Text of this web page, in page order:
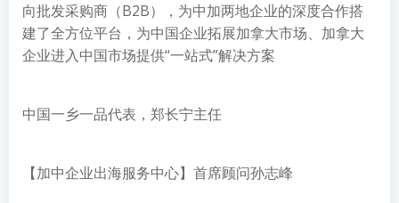
向批发采购商（B2B），为中加两地企业的深度合作搭
建了全方位平台，为中国企业拓展加拿大市场、加拿大
企业进入中国市场提供“一站式”解决方案
中国一乡一品代表，郑长宁主任
【加中企业出海服务中心】首席顾问孙志峰